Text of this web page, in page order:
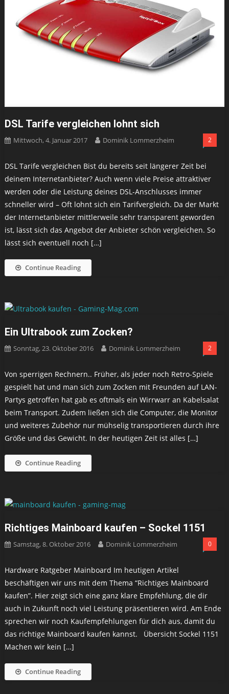
DSL Tarife vergleichen lohnt sich
Mittwoch, 4. Januar 2017 Dominik Lommerzheim 2
DSL Tarife vergleichen Bist du bereits seit längerer Zeit bei
deinem Internetanbieter? Auch wenn viele Preise attraktiver
werden oder die Leistung deines DSL-Anschlusses immer
schneller wird – Oft lohnt sich ein Tarifvergleich. Da der Markt
der Internetanbieter mittlerweile sehr transparent geworden
ist, lässt sich das Angebot der Anbieter schön vergleichen. So
lässt sich eventuell noch […]
Continue Reading
Ein Ultrabook zum Zocken?
Sonntag, 23. Oktober 2016 Dominik Lommerzheim 2
Von sperrigen Rechnern.. Früher, als jeder noch Retro-Spiele
gespielt hat und man sich zum Zocken mit Freunden auf LAN-
Partys getroffen hat gab es oftmals ein Wirrwarr an Kabelsalat
beim Transport. Zudem ließen sich die Computer, die Monitor
und weiteres Zubehör nur mühselig transportieren durch ihre
Größe und das Gewicht. In der heutigen Zeit ist alles […]
Continue Reading
Richtiges Mainboard kaufen – Sockel 1151
Samstag, 8. Oktober 2016 Dominik Lommerzheim 0
Hardware Ratgeber Mainboard Im heutigen Artikel
beschäftigen wir uns mit dem Thema “Richtiges Mainboard
kaufen”. Hier zeigt sich eine ganz klare Empfehlung, die dir
auch in Zukunft noch viel Leistung präsentieren wird. Am Ende
sprechen wir noch Kaufempfehlungen für dich aus, damit du
das richtige Mainboard kaufen kannst. Übersicht Sockel 1151
Machen wir kein […]
Continue Reading